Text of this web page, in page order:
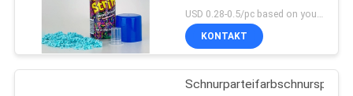
Schnur-Unisexspray zum
Spaß und Unterhaltung
KONTAKT
Schnurparteifarbschnurspray